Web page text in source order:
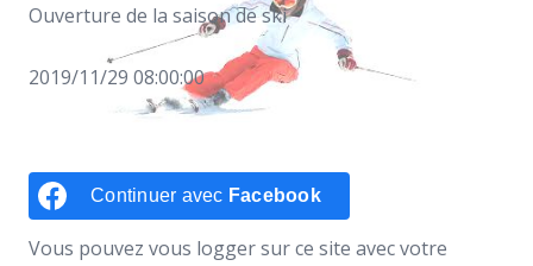
Ouverture de la saison de ski
2019/11/29 08:00:00
Continuer avec Facebook
Vous pouvez vous logger sur ce site avec votre